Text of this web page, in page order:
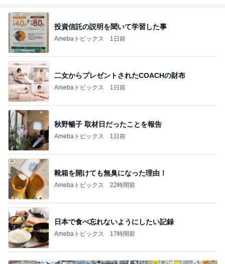
投資信託の説明を聞いて学習した事
Amebaトピックス 1日前
二女からプレゼントされたCOACHの財布
Amebaトピックス 1日前
秋野暢子 取材日だったことを報告
Amebaトピックス 1日前
靴箱を開けても無臭になった理由！
Amebaトピックス 22時間前
日本で食べ忘れないようにしたい記録
Amebaトピックス 17時間前